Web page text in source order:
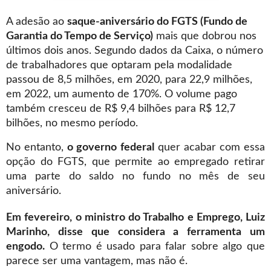
A adesão ao saque-aniversário do FGTS (Fundo de
Garantia do Tempo de Serviço) mais que dobrou nos
últimos dois anos. Segundo dados da Caixa, o número
de trabalhadores que optaram pela modalidade
passou de 8,5 milhões, em 2020, para 22,9 milhões,
em 2022, um aumento de 170%. O volume pago
também cresceu de R$ 9,4 bilhões para R$ 12,7
bilhões, no mesmo período.
No entanto,o governo federal quer acabar com essa
opção do FGTS, que permite ao empregado retirar
uma parte do saldo no fundo no mês de seu
aniversário.
Em fevereiro, o ministro do Trabalho e Emprego, Luiz
Marinho, disse que considera a ferramenta um
engodo. O termo é usado para falar sobre algo que
parece ser uma vantagem, mas não é.